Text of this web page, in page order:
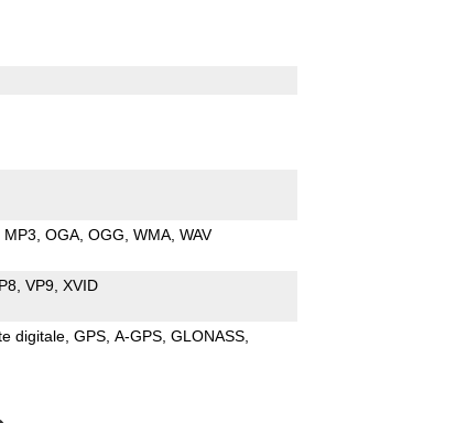
MP3 OGA OGG WMA WAV
VP9 XVID
digitale GPS A-GPS GLONASS